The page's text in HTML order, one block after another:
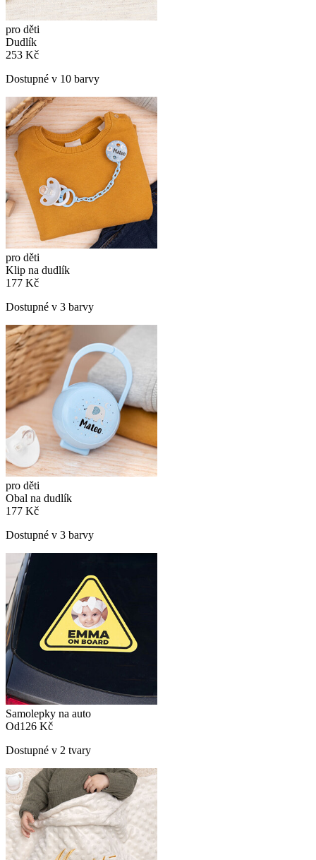
pro děti
Dudlík
253 Kč
Dostupné v 10 barvy
pro děti
Klip na dudlík
177 Kč
Dostupné v 3 barvy
pro děti
Obal na dudlík
177 Kč
Dostupné v 3 barvy
Samolepky na auto
Od126 Kč
Dostupné v 2 tvary